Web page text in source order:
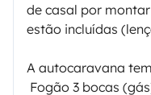
de casal por
estão incluídas
A autocaravana
 Fogão 3 bocas